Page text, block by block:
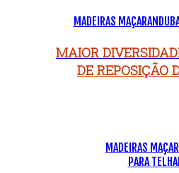
MADEIRAS
MAIOR
DE REPOSIÇÃO
MADEIRAS
PARA